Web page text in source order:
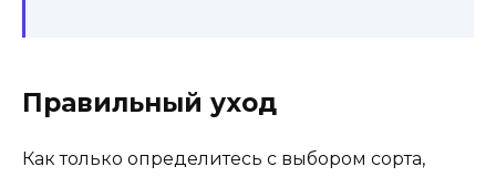
Правильный уход
Как только определитесь с выбором сорта,